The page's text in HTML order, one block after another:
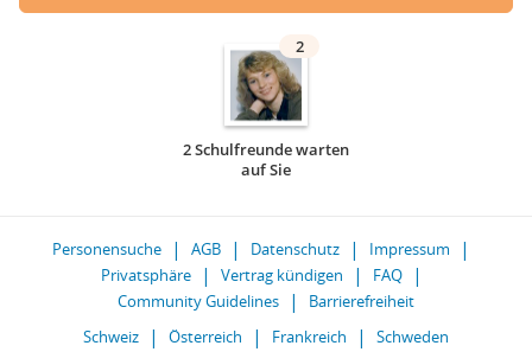
2
2 Schulfreunde warten
auf Sie
Personensuche AGB Datenschutz
Impressum
Privatsphäre
Vertrag kündigen
FAQ
Community Guidelines
Barrierefreiheit
Schweiz
Österreich Frankreich Schweden